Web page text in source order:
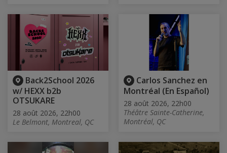
Back2School 2026
w/ HEXX b2b
OTSUKARE
28 août 2026, 22h00
Le Belmont, Montreal, QC
Carlos Sanchez en
Montréal (En Español)
28 août 2026, 22h00
Théâtre Sainte-Catherine,
Montréal, QC